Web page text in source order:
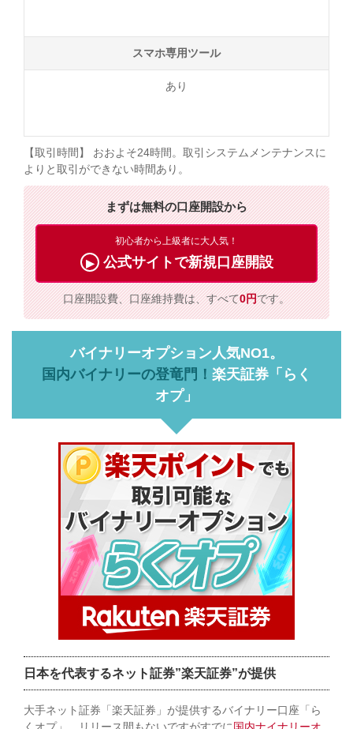
スマホ専用ツール
あり
【取引時間】 おおよそ24時間。取引システムメンテナンスに
よりと取引ができない時間あり。
まずは無料の口座開設から
初心者から上級者に大人気！
公式サイトで新規口座開設
口座開設費、口座維持費は、すべて0円です。
バイナリーオプション人気NO1。
国内バイナリーの登竜門！ 楽天証券「らく
オプ」
日本を代表するネット証券”楽天証券”が提供
大手ネット証券「楽天証券」が提供するバイナリー口座「ら